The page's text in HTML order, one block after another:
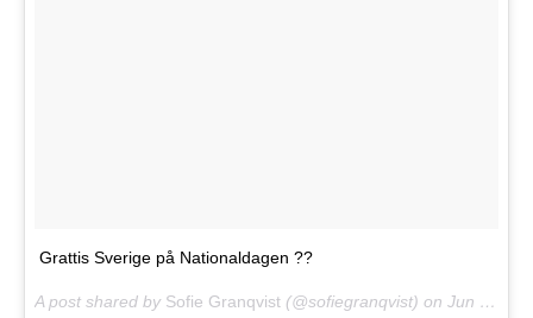
Grattis Sverige på Nationaldagen ??
A post shared by Sofie Granqvist (@sofiegranqvist) on Jun 6, 2018 at 12:33am PDT